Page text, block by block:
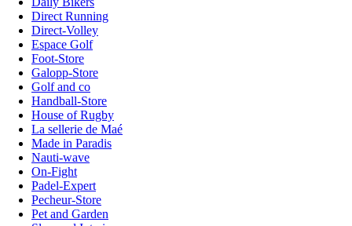
Direct Running
Direct-Volley
Espace Golf
Foot-Store
Galopp-Store
Golf and co
Handball-Store
House of Rugby
La sellerie de Maé
Made in Paradis
Nauti-wave
On-Fight
Padel-Expert
Pecheur-Store
Pet and Garden